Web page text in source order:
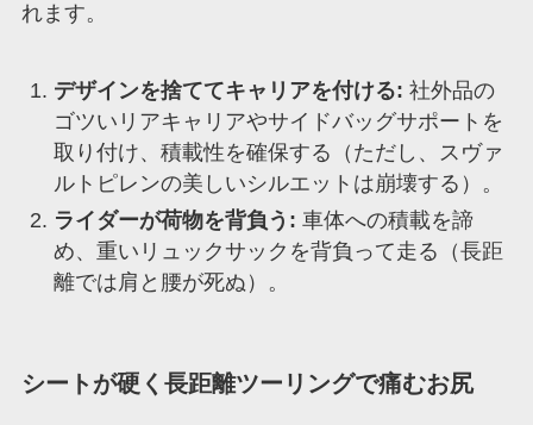
れます。
デザインを捨ててキャリアを付ける: 社外品の
ゴツいリアキャリアやサイドバッグサポートを
取り付け、積載性を確保する（ただし、スヴァ
ルトピレンの美しいシルエットは崩壊する）。
ライダーが荷物を背負う: 車体への積載を諦
め、重いリュックサックを背負って走る（長距
離では肩と腰が死ぬ）。
シートが硬く長距離ツーリングで痛むお尻